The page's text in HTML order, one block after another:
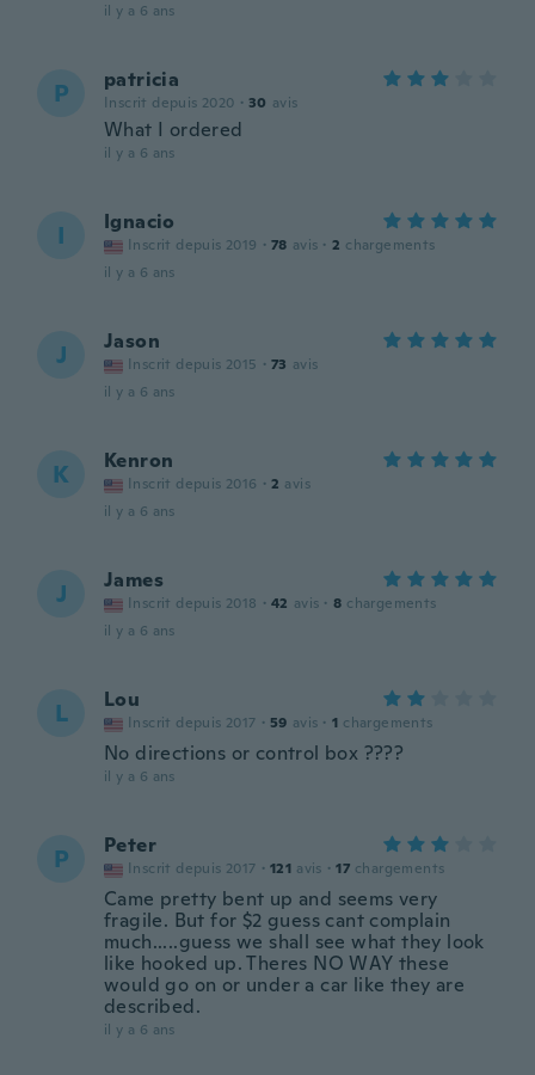
il y a 6 ans
P patricia
Inscrit depuis 2020 · 30 avis
What I ordered
il y a 6 ans
I Ignacio
Inscrit depuis 2019 · 78 avis · 2 chargements
il y a 6 ans
J Jason
Inscrit depuis 2015 · 73 avis
il y a 6 ans
K Kenron
Inscrit depuis 2016 · 2 avis
il y a 6 ans
J James
Inscrit depuis 2018 · 42 avis · 8 chargements
il y a 6 ans
L Lou
Inscrit depuis 2017 · 59 avis · 1 chargements
No directions or control box ????
il y a 6 ans
P Peter
Inscrit depuis 2017 · 121 avis · 17 chargements
Came pretty bent up and seems very
fragile. But for $2 guess cant complain
much.....guess we shall see what they look
like hooked up. Theres NO WAY these
would go on or under a car like they are
described.
il y a 6 ans